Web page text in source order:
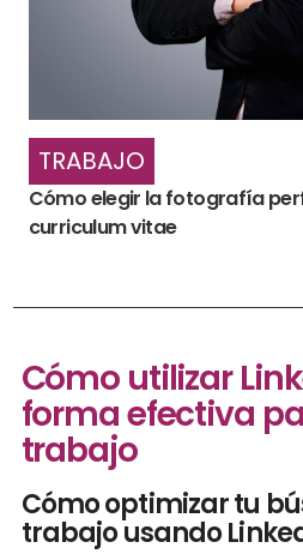
TRABAJO
Cómo elegir la fotografía
curriculum vitae
Cómo utilizar
forma efectiva
trabajo
Cómo optimizar tu
trabajo usando